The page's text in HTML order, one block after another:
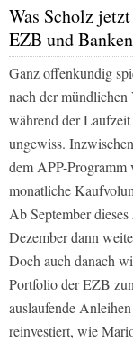
Was Scholz
EZB und
Ganz offenkundig
nach der
während der
ungewiss.
dem APP-Programm
monatliche
Ab September
Dezember dann
Doch auch danach
Portfolio der EZB
auslaufende
reinvestiert, wie